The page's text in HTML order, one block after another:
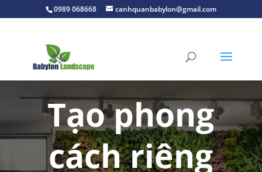
0989 068668 canhquanbabylon@gmail.com
Tạo phong
cách riêng